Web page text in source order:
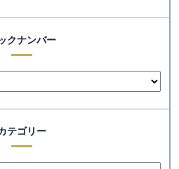
クナンバー
テゴリー